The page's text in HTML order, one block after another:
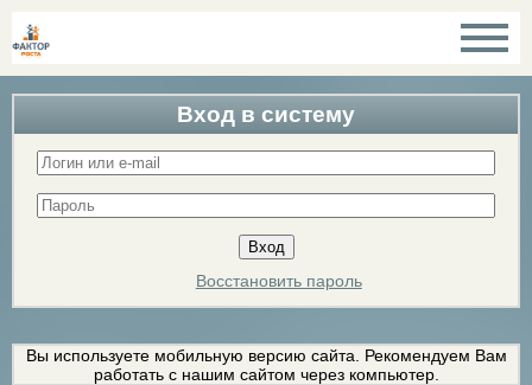
Вход в систему
Восстановить пароль
Вы используете мобильную версию сайта. Рекомендуем Вам
работать с нашим сайтом через компьютер.